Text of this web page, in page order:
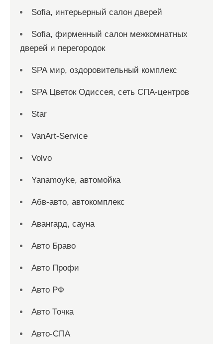
Sofia, интерьерный салон дверей
Sofia, фирменный салон межкомнатных
дверей и перегородок
SPA мир, оздоровительный комплекс
SPA Цветок Одиссея, сеть СПА-центров
Star
VanArt-Service
Volvo
Yanamoyke, автомойка
Абв-авто, автокомплекс
Авангард, сауна
Авто Браво
Авто Профи
Авто РФ
Авто Точка
Авто-СПА